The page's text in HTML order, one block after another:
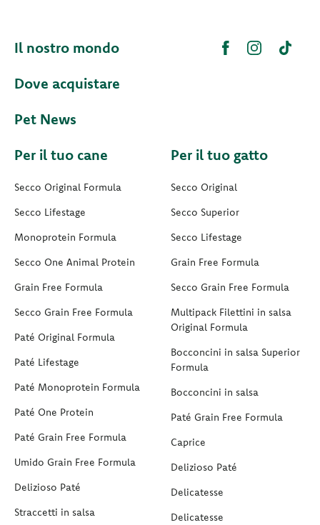
Il nostro mondo
Dove acquistare
Pet News
Per il tuo cane
Secco Original Formula
Secco Lifestage
Monoprotein Formula
Secco One Animal Protein
Grain Free Formula
Secco Grain Free Formula
Paté Original Formula
Paté Lifestage
Paté Monoprotein Formula
Paté One Protein
Paté Grain Free Formula
Umido Grain Free Formula
Delizioso Paté
Straccetti in salsa
Per il tuo gatto
Secco Original
Secco Superior
Secco Lifestage
Grain Free Formula
Secco Grain Free Formula
Multipack Filettini in salsa
Original Formula
Bocconcini in salsa Superior
Formula
Bocconcini in salsa
Paté Grain Free Formula
Caprice
Delizioso Paté
Delicatesse
Delicatesse